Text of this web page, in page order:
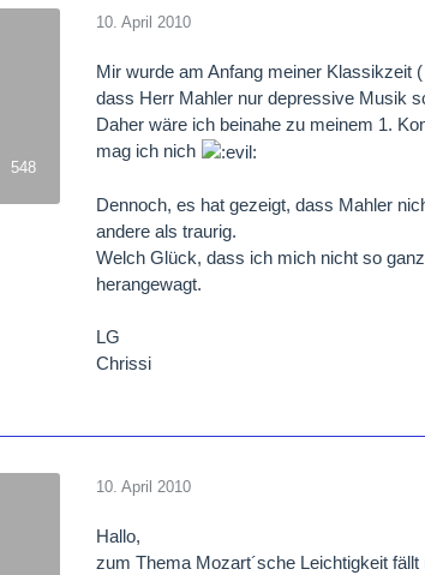
548
10. April 2010
Mir wurde am Anfang meiner Klassikzeit
dass Herr Mahler nur depressive Musik
Daher wäre ich beinahe zu meinem 1.
mag ich nich
Dennoch, es hat gezeigt, dass Mahler
andere als traurig.
Welch Glück, dass ich mich nicht so
herangewagt.
LG
Chrissi
10. April 2010
Hallo,
zum Thema Mozart´sche Leichtigkeit